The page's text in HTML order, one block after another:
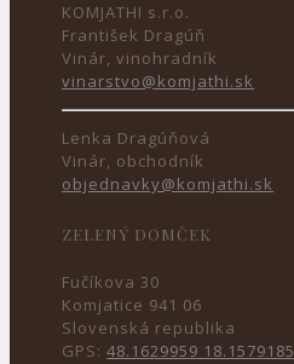
KOMJATHI s.r.o.
František Dragúň
Vinár, vinohradník
vinarstvo@komjathi.sk
Lenka Dragúňová
Vinár, obchodník
objednavky@komjathi.sk
ZELENÝ DOMČEK
Fučíkova 30
Komjatice 941 06
Slovenská republika
GPS:48.1629959 18.1579185